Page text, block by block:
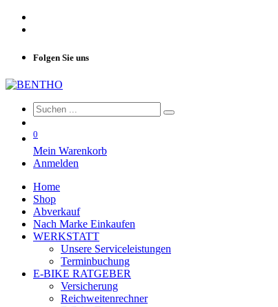
Folgen Sie uns
0
Mein Warenkorb
Anmelden
Home
Shop
Abverkauf
Nach Marke Einkaufen
WERKSTATT
Unsere Serviceleistungen
Terminbuchung
E-BIKE RATGEBER
Versicherung
Reichweitenrechner